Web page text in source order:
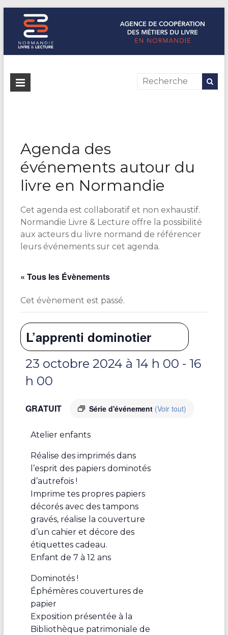
Normandie Livre & Lecture
L'agence de coopération des métiers du livre en Normandie
Agenda des
événements autour du
livre en Normandie
Cet agenda est collaboratif et non exhaustif.
Normandie Livre & Lecture offre la possibilité
aux acteurs du livre normand de référencer
leurs événements sur cet agenda.
« Tous les Évènements
Cet évènement est passé.
L’apprenti dominotier
23 octobre 2024 à 14 h 00 - 16
h 00
Série d'événement (Voir tout)
GRATUIT
Atelier enfants
Réalise des imprimés dans
l’esprit des papiers dominotés
d’autrefois !
Imprime tes propres papiers
décorés avec des tampons
gravés, réalise la couverture
d’un cahier et décore des
étiquettes cadeau.
Enfant de 7 à 12 ans
Dominotés !
Éphémères couvertures de
papier
Exposition présentée à la
Bibliothèque patrimoniale de